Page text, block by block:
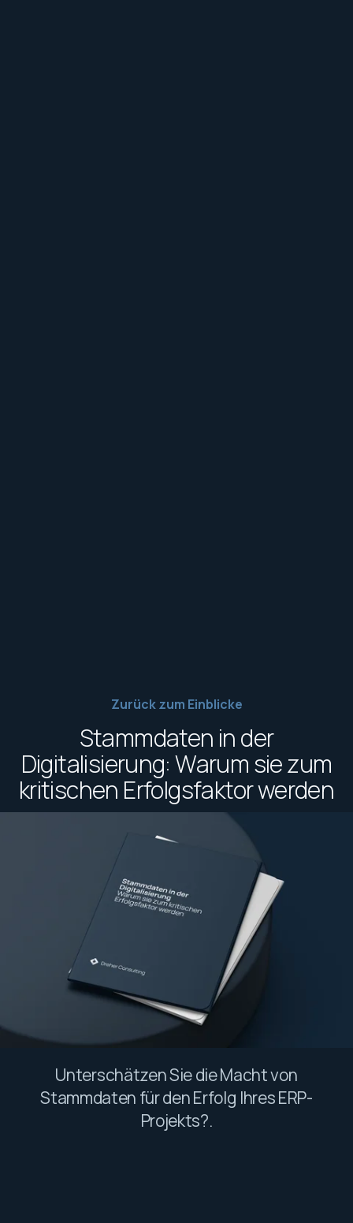
Zurück zum Einblicke
Stammdaten in der
Digitalisierung: Warum sie zum
kritischen Erfolgsfaktor werden
Unterschätzen Sie die Macht von
Stammdaten für den Erfolg Ihres ERP-
Projekts?.